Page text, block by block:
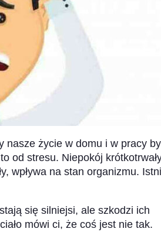
życie w domu i w pracy
od stresu. Niepokój
wpływa na stan organizmu.
się silniejsi, ale szkodzi ich
mówi ci, że coś jest nie tak.